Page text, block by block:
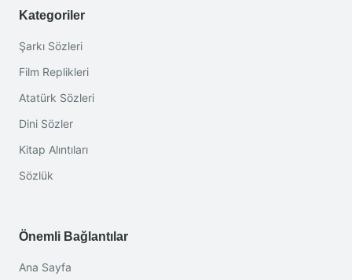
Kategoriler
Şarkı Sözleri
Film Replikleri
Atatürk Sözleri
Dini Sözler
Kitap Alıntıları
Sözlük
Önemli Bağlantılar
Ana Sayfa